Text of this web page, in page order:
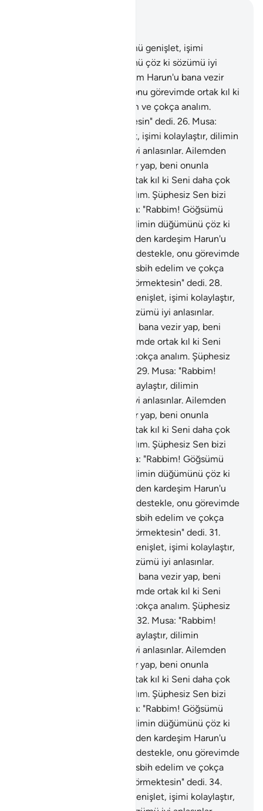
Musa: "Rabbim! Göğsümü genişlet, işimi
kolaylaştır, dilimin düğümünü çöz ki sözümü iyi
anlasınlar. Ailemden kardeşim Harun'u bana vezir
yap, beni onunla destekle, onu görevimde ortak kıl ki
Seni daha çok tesbih edelim ve çokça analım.
Şüphesiz Sen bizi görmektesin" dedi. 26. Musa:
"Rabbim! Göğsümü genişlet, işimi kolaylaştır, dilimin
düğümünü çöz ki sözümü iyi anlasınlar. Ailemden
kardeşim Harun'u bana vezir yap, beni onunla
destekle, onu görevimde ortak kıl ki Seni daha çok
tesbih edelim ve çokça analım. Şüphesiz Sen bizi
Musa: "Rabbim! Göğsümü
genişlet, işimi kolaylaştır, dilimin düğümünü çöz ki
sözümü iyi anlasınlar. Ailemden kardeşim Harun'u
bana vezir yap, beni onunla destekle, onu görevimde
ortak kıl ki Seni daha çok tesbih edelim ve çokça
analım. Şüphesiz Sen bizi görmektesin" dedi. 28.
Musa: "Rabbim! Göğsümü genişlet, işimi kolaylaştır,
dilimin düğümünü çöz ki sözümü iyi anlasınlar.
Ailemden kardeşim Harun'u bana vezir yap, beni
onunla destekle, onu görevimde ortak kıl ki Seni
daha çok tesbih edelim ve çokça analım. Şüphesiz
29. Musa: "Rabbim!
Göğsümü genişlet, işimi kolaylaştır, dilimin
düğümünü çöz ki sözümü iyi anlasınlar. Ailemden
kardeşim Harun'u bana vezir yap, beni onunla
destekle, onu görevimde ortak kıl ki Seni daha çok
tesbih edelim ve çokça analım. Şüphesiz Sen bizi
Musa: "Rabbim! Göğsümü
genişlet, işimi kolaylaştır, dilimin düğümünü çöz ki
sözümü iyi anlasınlar. Ailemden kardeşim Harun'u
bana vezir yap, beni onunla destekle, onu görevimde
ortak kıl ki Seni daha çok tesbih edelim ve çokça
analım. Şüphesiz Sen bizi görmektesin" dedi. 31.
Musa: "Rabbim! Göğsümü genişlet, işimi kolaylaştır,
dilimin düğümünü çöz ki sözümü iyi anlasınlar.
Ailemden kardeşim Harun'u bana vezir yap, beni
onunla destekle, onu görevimde ortak kıl ki Seni
daha çok tesbih edelim ve çokça analım. Şüphesiz
32. Musa: "Rabbim!
Göğsümü genişlet, işimi kolaylaştır, dilimin
düğümünü çöz ki sözümü iyi anlasınlar. Ailemden
kardeşim Harun'u bana vezir yap, beni onunla
destekle, onu görevimde ortak kıl ki Seni daha çok
tesbih edelim ve çokça analım. Şüphesiz Sen bizi
Musa: "Rabbim! Göğsümü
genişlet, işimi kolaylaştır, dilimin düğümünü çöz ki
sözümü iyi anlasınlar. Ailemden kardeşim Harun'u
bana vezir yap, beni onunla destekle, onu görevimde
ortak kıl ki Seni daha çok tesbih edelim ve çokça
analım. Şüphesiz Sen bizi görmektesin" dedi. 34.
Musa: "Rabbim! Göğsümü genişlet, işimi kolaylaştır,